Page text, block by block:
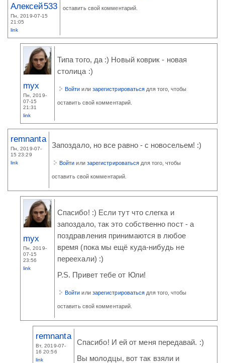
Алексей533
Пн, 2019-07-15
21:05
link
оставить свой комментарий.
myx
Пн, 2019-
07-15
21:31
link
Типа того, да :) Новый коврик - новая
столица :)
Войти или зарегистрироваться для того, чтобы
оставить свой комментарий.
remnanta
Пн, 2019-07-
15 23:29
link
Запоздало, но все равно - с новосельем! :)
Войти или зарегистрироваться для того, чтобы
оставить свой комментарий.
myx
Пн, 2019-
07-15
23:56
link
Спасибо! :) Если тут что слегка и
запоздало, так это собственно пост - а
поздравления принимаются в любое
время (пока мы ещё куда-нибудь не
переехали) :)
P.S. Привет тебе от Юли!
Войти или зарегистрироваться для того, чтобы
оставить свой комментарий.
remnanta
Вт, 2019-07-
16 20:56
link
Спасибо! И ей от меня передавай. :)
Вы молодцы, вот так взяли и